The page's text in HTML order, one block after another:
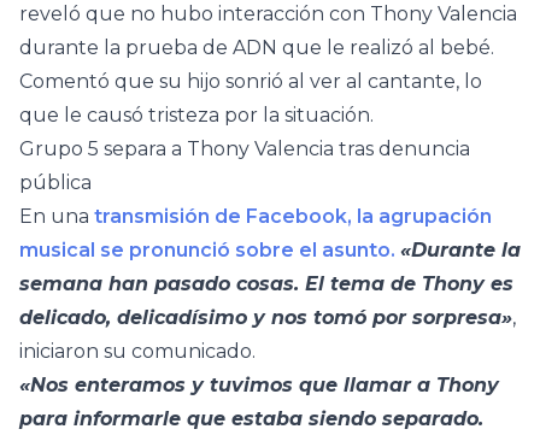
reveló que no hubo interacción con Thony Valencia
durante la prueba de ADN que le realizó al bebé.
Comentó que su hijo sonrió al ver al cantante, lo
que le causó tristeza por la situación.
Grupo 5 separa a Thony Valencia tras denuncia
pública
En una transmisión de Facebook, la agrupación
musical se pronunció sobre el asunto. «Durante la
semana han pasado cosas. El tema de Thony es
delicado, delicadísimo y nos tomó por sorpresa»,
iniciaron su comunicado.
«Nos enteramos y tuvimos que llamar a Thony
para informarle que estaba siendo separado.